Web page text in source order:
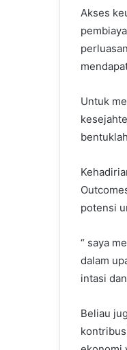
Akses
Untuk
potensi
“ saya
dalam
intasi
Beliau